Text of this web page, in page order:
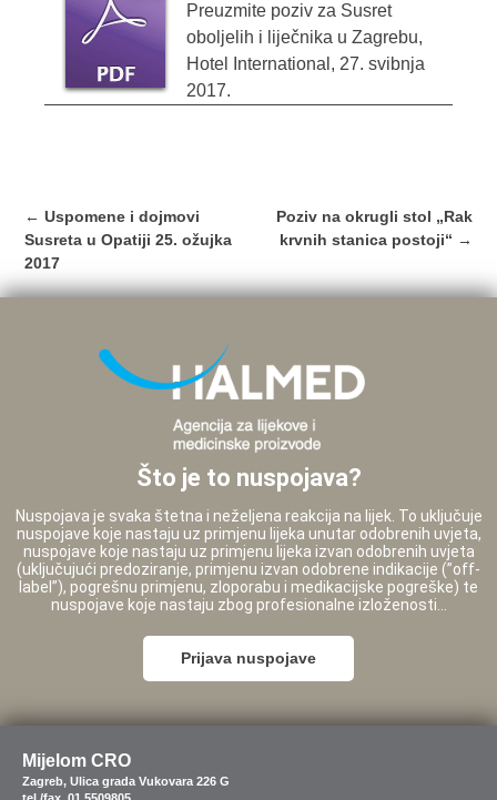
Preuzmite poziv za Susret
oboljelih i liječnika u Zagrebu,
Hotel International, 27. svibnja
2017.
Post
navigation
← Uspomene i dojmovi
Susreta u Opatiji 25. ožujka
2017
Poziv na okrugli stol „Rak
krvnih stanica postoji“ →
Što je to nuspojava?
Nuspojava je svaka štetna i neželjena reakcija na lijek. To uključuje
nuspojave koje nastaju uz primjenu lijeka unutar odobrenih uvjeta,
nuspojave koje nastaju uz primjenu lijeka izvan odobrenih uvjeta
(uključujući predoziranje, primjenu izvan odobrene indikacije (”off-
label”), pogrešnu primjenu, zloporabu i medikacijske pogreške) te
nuspojave koje nastaju zbog profesionalne izloženosti...
Prijava nuspojave
Mijelom CRO
Zagreb, Ulica grada Vukovara 226 G